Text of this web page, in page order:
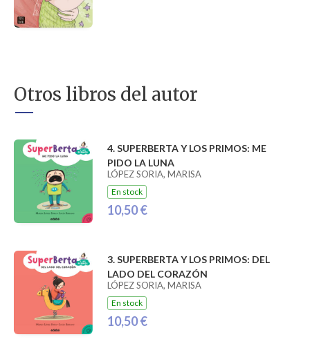
Otros libros del autor
4. SUPERBERTA Y LOS PRIMOS: ME
PIDO LA LUNA
LÓPEZ SORIA, MARISA
En stock
10,50 €
3. SUPERBERTA Y LOS PRIMOS: DEL
LADO DEL CORAZÓN
LÓPEZ SORIA, MARISA
En stock
10,50 €